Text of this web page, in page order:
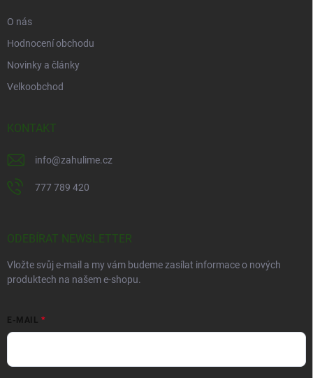
O nás
Hodnocení obchodu
Novinky a články
Velkoobchod
KONTAKT
info@zahulime.cz
777 789 420
ODEBÍRAT NEWSLETTER
Vložte svůj e-mail a my vám budeme zasílat informace o nových
produktech na našem e-shopu.
E-MAIL